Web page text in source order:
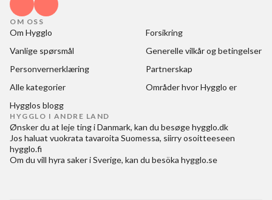
OM OSS
Om Hygglo
Forsikring
Vanlige spørsmål
Generelle vilkår og betingelser
Personvernerklæring
Partnerskap
Alle kategorier
Områder hvor Hygglo er
Hygglos blogg
HYGGLO I ANDRE LAND
Ønsker du at leje ting i Danmark, kan du besøgehygglo.dk
Jos haluat vuokrata tavaroita Suomessa, siirry osoitteeseen
hygglo.fi
Om du vill hyra saker i Sverige, kan du besöka hygglo.se